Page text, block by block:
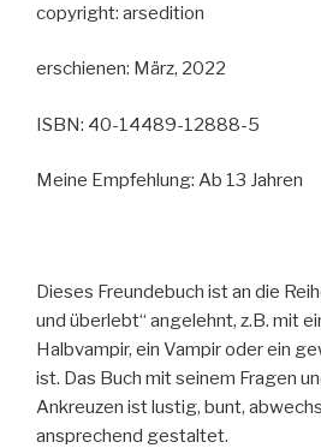
copyright: arsedition
erschienen: März, 2022
ISBN: 40-14489-12888-5
Meine Empfehlung: Ab 13 Jahren
Dieses Freundebuch ist an die
und überlebt“ angelehnt, z.B. mit
Halbvampir, ein Vampir oder ein
ist. Das Buch mit seinem Fragen
Ankreuzen ist lustig, bunt,
ansprechend gestaltet.